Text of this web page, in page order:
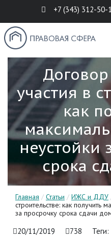
+7 (343) 312-50-
участия в
как
неустойки
срока
Главная / Статьи / ИЖС и ДДУ
строительстве: как получить
за просрочку срока сдачи
20/11/2019 738
Теги: